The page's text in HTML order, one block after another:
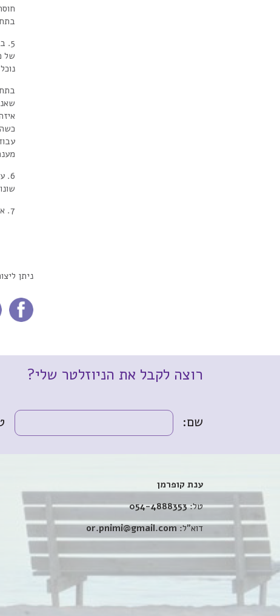
5.
של
6.
7. אם מצאתם, אז אתם יודעים כי המסע המכשיר אתכם להצמיח כנפיים ולצאת ממצב הגולם לפרפר החל כעת.
ניתן ליצור קשר עם
רוצה לקבל את הניוזלטר שלי?
שם:
ענת קופרמן
טל:054-4888353
דוא”ל:or.pnimi@gmail.com